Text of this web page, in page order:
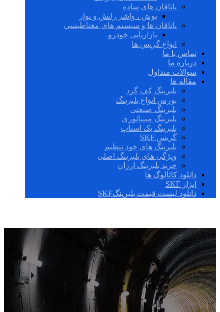
یاتاقان های ساده
بوش ، واشر رانش و نوار
یاتاقان ها و سیستم های مغناطیسی
بازاریابی خودرو
انواع گریس ها
تماس با ما
درباره ما
سوالات متداول
مقاله ها
بلبرینگ کف گرد
بورس انواع بلبرینگ
بلبرینگ صنعتی
بلبرینگ مینیاتوری
بلبرینگ بک استاپ
گریس SKF
بلبرینگ های خود تنظیم
ویژگی های بلبرینگ اصلی
خرید بلبرینگ ارزان
دانلود کاتالوگ ها
ابزار SKF
دانلود لیست قیمت بلبرینگSKF